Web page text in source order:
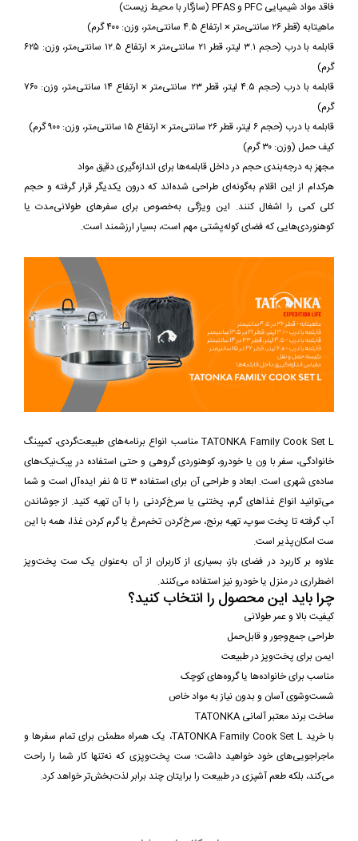
فاقد مواد شیمیایی PFC و PFAS (سازگار با محیط‌ زیست)
ماهیتابه (قطر ۲۶ سانتی‌متر × ارتفاع ۴.۵ سانتی‌متر، وزن: ۴۰۰ گرم)
قابلمه با درب (حجم ۳.۱ لیتر، قطر ۲۱ سانتی‌متر × ارتفاع ۱۲.۵ سانتی‌متر، وزن: ۶۲۵
گرم)
قابلمه با درب (حجم ۴.۵ لیتر، قطر ۲۳ سانتی‌متر × ارتفاع ۱۴ سانتی‌متر، وزن: ۷۶۰
گرم)
قابلمه با درب (حجم ۶ لیتر، قطر ۲۶ سانتی‌متر × ارتفاع ۱۵ سانتی‌متر، وزن: ۹۰۰ گرم)
کیف حمل (وزن: ۳۰ گرم)
مجهز به درجه‌بندی حجم در داخل قابلمه‌ها برای اندازه‌گیری دقیق مواد
هرکدام از این اقلام به‌گونه‌ای طراحی شده‌اند که درون یکدیگر قرار گرفته و حجم
کلی کمی را اشغال کنند. این ویژگی به‌خصوص برای سفرهای طولانی‌مدت یا
کوهنوردی‌هایی که فضای کوله‌پشتی مهم است، بسیار ارزشمند است.
TATONKA Family Cook Set L مناسب انواع برنامه‌های طبیعت‌گردی، کمپینگ
خانوادگی، سفر با ون یا خودرو، کوهنوردی گروهی و حتی استفاده در پیک‌نیک‌های
ساده‌ی شهری است. ابعاد و طراحی آن برای استفاده ۳ تا ۵ نفر ایده‌آل است و شما
می‌توانید انواع غذاهای گرم، پختنی یا سرخ‌کردنی را با آن تهیه کنید. از جوشاندن
آب گرفته تا پخت سوپ، تهیه برنج، سرخ‌کردن تخم‌مرغ یا گرم کردن غذا، همه با این
ست امکان‌پذیر است.
علاوه بر کاربرد در فضای باز، بسیاری از کاربران از آن به‌عنوان یک ست پخت‌وپز
اضطراری در منزل یا خودرو نیز استفاده می‌کنند.
چرا باید این محصول را انتخاب کنید؟
کیفیت بالا و عمر طولانی
طراحی جمع‌وجور و قابل‌حمل
ایمن برای پخت‌وپز در طبیعت
مناسب برای خانواده‌ها یا گروه‌های کوچک
شست‌وشوی آسان و بدون نیاز به مواد خاص
ساخت برند معتبر آلمانی TATONKA
با خرید TATONKA Family Cook Set L، یک همراه مطمئن برای تمام سفرها و
ماجراجویی‌های خود خواهید داشت؛ ست پخت‌وپزی که نه‌تنها کار شما را راحت
می‌کند، بلکه طعم آشپزی در طبیعت را برایتان چند برابر لذت‌بخش‌تر خواهد کرد.